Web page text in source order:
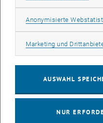
Wien, deren Dissertation in
interdisziplinärer
Frau Dr. Parravicini erfolgt am
Promotionsfeierlichkeit an der
Universitätsassistentin am
Anonymisierte
Marketing und
AUSWAHL
NUR